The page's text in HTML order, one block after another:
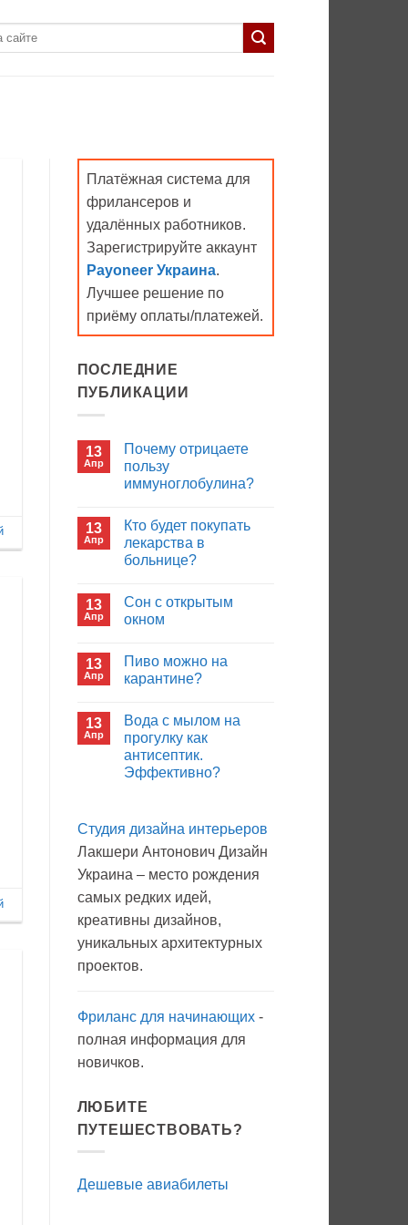
Платёжная система для
фрилансеров и
удалённых работников.
Зарегистрируйте аккаунт
Payoneer Украина.
Лучшее решение по
приёму оплаты/платежей.
ПОСЛЕДНИЕ
ПУБЛИКАЦИИ
13
Апр
Почему отрицаете
пользу
иммуноглобулина?
записи
Почему
отрицаете
пользу
13
Апр
Кто будет покупать
лекарства в
больнице?
записи
Кто
будет
больнице?
13
Апр
Сон с открытым
окном
записи
Сон
с
13
Апр
Пиво можно на
карантине?
записи
Пиво
можно
на
карантине?
13
Апр
Вода с мылом на
прогулку как
антисептик.
Эффективно?
Вода
мылом
на
прогулку
антисептик.
Студия дизайна интерьеров
Лакшери Антонович Дизайн
Украина – место рождения
самых редких идей,
креативны дизайнов,
уникальных архитектурных
проектов.
Фриланс для начинающих-
полная информация для
новичков.
ЛЮБИТЕ
ПУТЕШЕСТВОВАТЬ?
Дешевые авиабилеты